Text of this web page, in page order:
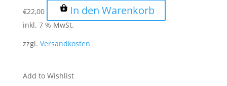
€22,00 In den Warenkorb
inkl. 7 % MwSt.
zzgl. Versandkosten
Add to Wishlist